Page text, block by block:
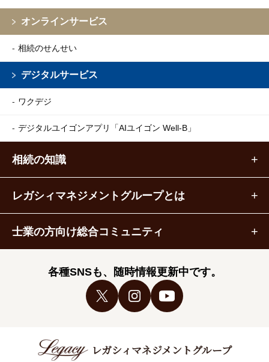
オンラインサービス
相続のせんせい
デジタルサービス
ワクデジ
デジタルユイゴンアプリ 「AIユイゴン Well-B」
相続の知識
レガシィマネジメントグループとは
士業の方向け総合コミュニティ
各種SNSも、随時情報更新中です。
レガシィマネジメントグループ